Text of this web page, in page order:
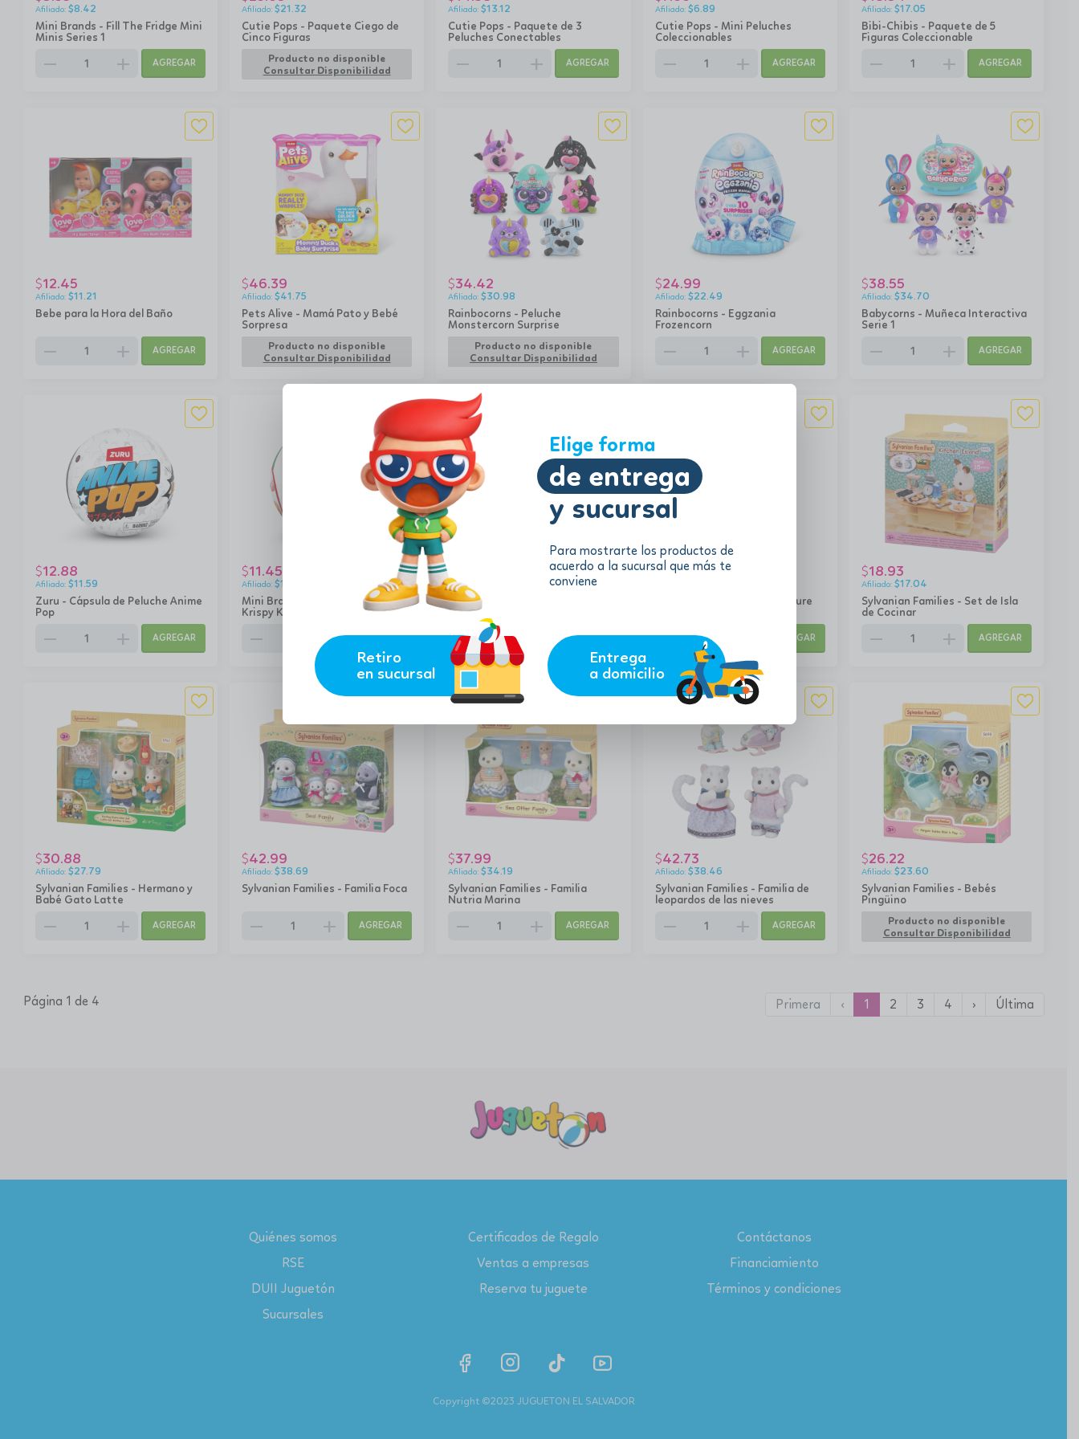
Elige forma
de entrega
y sucursal
Para mostrarte los productos de
acuerdo a la sucursal que más te
conviene
Retiro
en sucursal
Entrega
a domicilio
Mini Brands - Fill The Fridge Mini
Minis Series 1
$8.42
remove add AGREGAR
Cutie Pops - Paquete Ciego de
Cinco Figuras
$21.32
Producto no disponible
Consultar Disponibilidad
Cutie Pops - Paquete de 3
Peluches Conectables
$13.12
remove add AGREGAR
Cutie Pops - Mini Peluches
Coleccionables
$6.89
remove add AGREGAR
Bibi-Chibis - Paquete de 5
Figuras Coleccionable
$17.05
remove add AGREGAR
Bebe para la Hora del Baño
$12.45
$11.21
remove add AGREGAR
Pets Alive - Mamá Pato y Bebé
Sorpresa
$46.39
$41.75
Producto no disponible
Consultar Disponibilidad
Rainbocorns - Peluche
Monstercorn Surprise
$34.42
$30.98
Producto no disponible
Consultar Disponibilidad
Rainbocorns - Eggzania
Frozencorn
$24.99
$22.49
remove add AGREGAR
Babycorns - Muñeca Interactiva
Serie 1
$38.55
$34.70
remove add AGREGAR
Zuru - Cápsula de Peluche Anime
Pop
$12.88
$11.59
remove add AGREGAR
Mini Brands - Crea Snacks de
Krispy Kreme
$11.45
$10.31
remove add AGREGAR
Sylvanian Families - La caja de
pasteles
remove AGREGAR
Sylvanian Families - Adventure
$31.36
remove AGREGAR
Sylvanian Families - Set de Isla
de Cocinar
$18.93
$17.04
remove add AGREGAR
Sylvanian Families - Hermano y
Babé Gato Latte
$30.88
$27.79
remove add AGREGAR
Sylvanian Families - Familia Foca
$42.99
$38.69
remove add AGREGAR
Sylvanian Families - Familia
Nutria Marina
$37.99
$34.19
remove add AGREGAR
Sylvanian Families - Familia de
leopardos de las nieves
$42.73
$38.46
remove add AGREGAR
Sylvanian Families - Bebés
Pingüino
$26.22
$23.60
Producto no disponible
Consultar Disponibilidad
Página 1 de 4 Primera ‹ 1 2 3 4 › Última
Quiénes somos
RSE
DUII Juguetón
Sucursales
Certificados de Regalo
Ventas a empresas
Reserva tu juguete
Contáctanos
Financiamiento
Términos y condiciones
Copyright ©2023 JUGUETON EL SALVADOR